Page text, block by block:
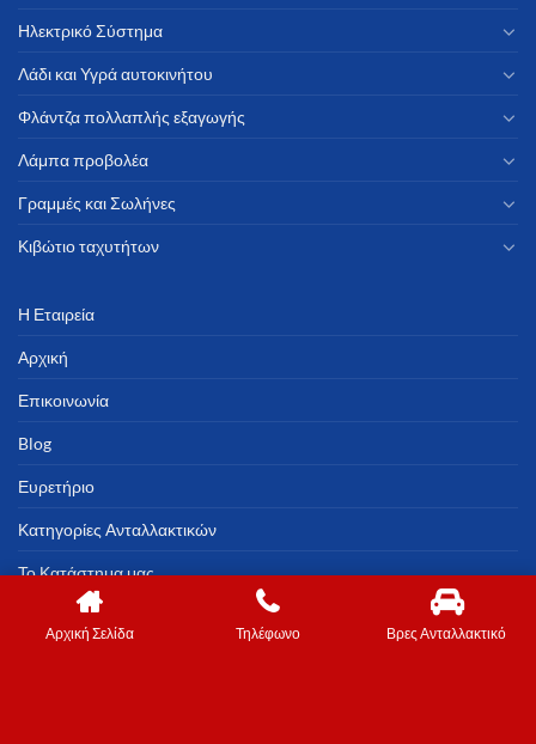
Ηλεκτρικό Σύστημα
Λάδι και Υγρά αυτοκινήτου
Φλάντζα πολλαπλής εξαγωγής
Λάμπα προβολέα
Γραμμές και Σωλήνες
Κιβώτιο ταχυτήτων
Η Εταιρεία
Αρχική
Επικοινωνία
Blog
Ευρετήριο
Κατηγορίες Ανταλλακτικών
Το Κατάστημα μας
Αρχική Σελίδα Τηλέφωνο Βρες Ανταλλακτικό